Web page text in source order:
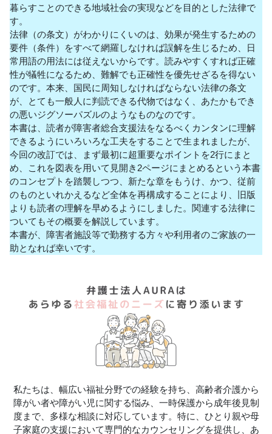
暮らすことのできる地域社会の実現などを目的とした法律で
す。
法律（の条文）がわかりにくいのは、効果が発生するための
要件（条件）をすべて網羅しなければ誤解を生じるため、日
常用語の用法には従えないからです。読みやすくすれば正確
性が犠牲になるため、難解でも正確性を優先せざるを得ない
のです。本来、国民に周知しなければならない法律の条文
が、とても一般人に判読できる代物ではなく、あたかもでき
の悪いジグソーパズルのようなものなのです。
本書は、読者が障害者総合支援法をなるべくカンタンに理解
できるようにいろいろな工夫をすることで生まれましたが、
今回の改訂では、まず最初に超重要なポイントを2行にまと
め、これを図表を用いて見開き2ページにまとめるという本書
のコンセプトを踏襲しつつ、新たな章をもうけ、かつ、従前
のものといれかえるなど全体を再構成することにより、旧版
よりも読者の理解を早めるようにしました。関連する法律に
ついてもその概要を解説しています。
本書が、障害者施設等で勤務する方々や利用者のご家族の一
助となれば幸いです。
私たちは、幅広い福祉分野での経験を持ち、高齢者介護から
障がい者や障がい児に関する悩み、一時保護から成年後見制
度まで、多様な相談に対応しています。特に、ひとり親や母
子家庭の支援において専門的なカウンセリングを提供し、あ